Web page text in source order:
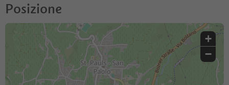
Posizione
+
−